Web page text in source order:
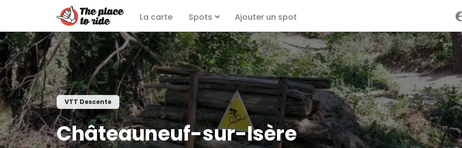
La carte Spots Ajouter un spot
VTT Descente
Châteauneuf-sur-Isère